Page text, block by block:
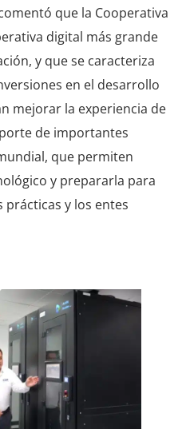
que la Cooperativa
digital más grande
y que se caracteriza
en el desarrollo
mejorar la experiencia de
de importantes
que permiten
y prepararla para
prácticas y los entes